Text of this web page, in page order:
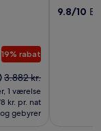
19% rabat
Prisen
var
3.882 kr.,
se
3.882 kr.
1 værelse
kr. pr. nat
gebyrer
9.8/10